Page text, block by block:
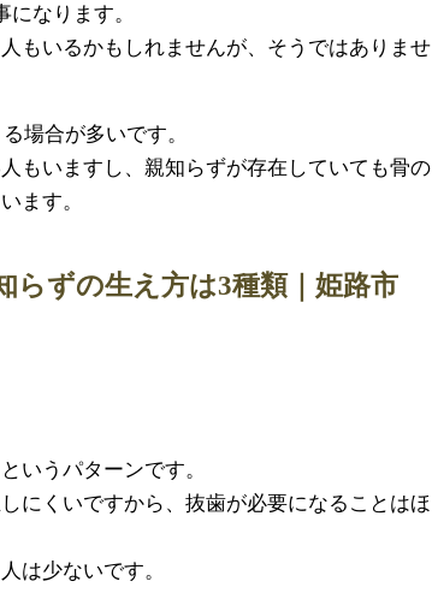
なります。
もいるかもしれませんが、そうではありませ
場合が多いです。
もいますし、親知らずが存在していても骨の
ます。
らずの生え方は3種類｜姫路市
いうパターンです。
にくいですから、抜歯が必要になることはほ
は少ないです。